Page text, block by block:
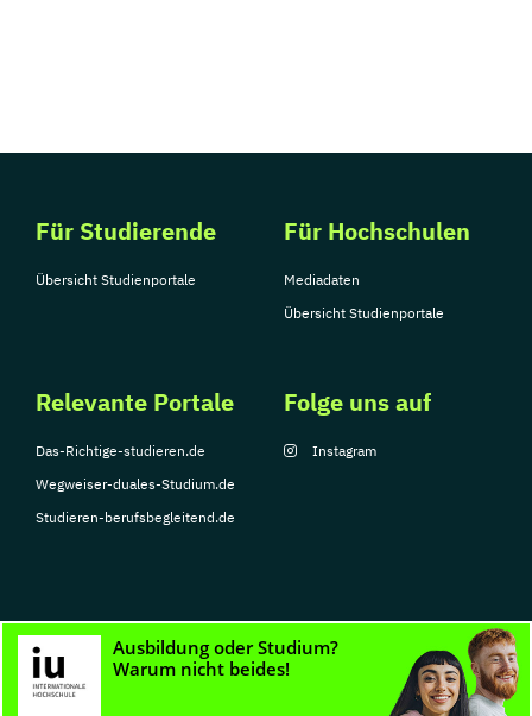
Für Studierende
Übersicht Studienportale
Für Hochschulen
Mediadaten
Übersicht Studienportale
Relevante Portale
Das-Richtige-studieren.de
Wegweiser-duales-Studium.de
Studieren-berufsbegleitend.de
Folge uns auf
Instagram
© Copyright 2026, TarGroup Media GmbH
Nutzungsbedingungen